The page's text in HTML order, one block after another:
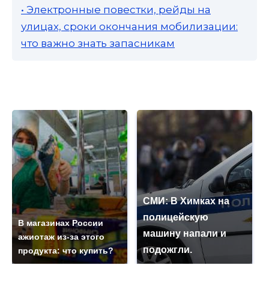
• Электронные повестки, рейды на
улицах, сроки окончания мобилизации:
что важно знать запасникам
В магазинах России
ажиотаж из-за этого
продукта: что купить?
СМИ: В Химках на
полицейскую
машину напали и
подожгли.